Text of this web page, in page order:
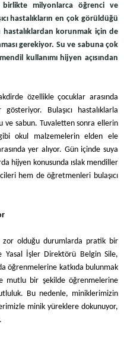
birlikte milyonlarca öğrenci ve
hastalıkların en çok görüldüğü
korunmak için de
gerekiyor. Su ve sabuna çok
kullanımı hijyen açısından
özellikle çocuklar arasında
Bulaşıcı hastalıklarla
ve sabun. Tuvaletten sonra ellerin
okul malzemelerin elden ele
yer alıyor. Gün içinde suya
hijyen konusunda ıslak mendiller
hem de öğretmenleri bulaşıcı
zor olduğu durumlarda pratik bir
Yasal İşler Direktörü Belgin Sile,
öğrenmelerine katkıda bulunmak
mutlu bir şekilde öğrenmelerine
Bu nedenle, miniklerimizin
minik yüreklere dokunuyor,